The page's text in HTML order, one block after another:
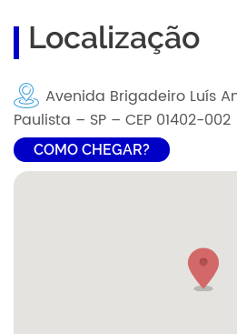
Localização
Avenida Brigadeiro Luís
Paulista – SP – CEP 01402-002
COMO CHEGAR?